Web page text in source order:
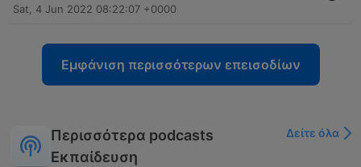
Sat, 4 Jun 2022 08:22:07 +0000
Εμφάνιση περισσότερων επεισοδίων
Περισσότερα podcasts
Εκπαίδευση
Δείτε όλα